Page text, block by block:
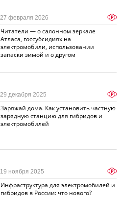
Читатели — о салонном зеркале
Атласа, госсубсидиях на
электромобили, использовании
запаски зимой и о другом
27 февраля 2026 p
Заряжай дома. Как установить частную
зарядную станцию для гибридов и
электромобилей
29 декабря 2025 p
Инфраструктура для электромобилей и
гибридов в России: что нового?
19 ноября 2025 p